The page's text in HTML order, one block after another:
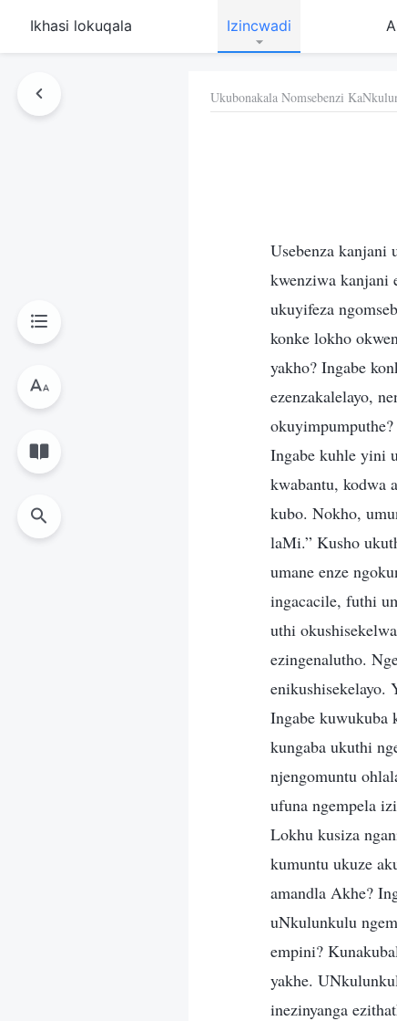
Ikhasi lokuqala Izincwadi
Ukubonakala Nomsebenzi
Usebenza kanjani
kwenziwa kanjani
ukuyifeza
konke lokho
yakho? Ingabe
ezenzakalelayo,
Ingabe kuhle yini
kwabantu, kodwa
kubo. Nokho,
laMi.” Kusho
umane enze
ingacacile, futhi
uthi
ezingenalutho.
enikushisekelayo.
Ingabe kuwukuba
kungaba ukuthi
njengomuntu
ufuna ngempela
Lokhu kusiza
kumuntu ukuze
amandla Akhe?
uNkulunkulu
empini?
yakhe.
inezinyanga